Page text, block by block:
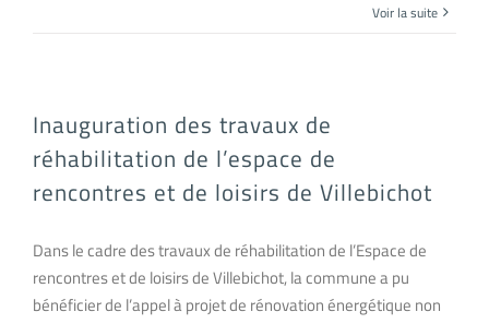
Voir la suite
Inauguration des travaux de
réhabilitation de l’espace de
rencontres et de loisirs de Villebichot
Dans le cadre des travaux de réhabilitation de l’Espace de
rencontres et de loisirs de Villebichot, la commune a pu
bénéficier de l’appel à projet de rénovation énergétique non